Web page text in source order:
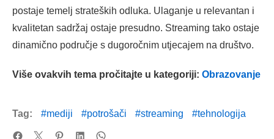
postaje temelj strateških odluka. Ulaganje u relevantan i
kvalitetan sadržaj ostaje presudno. Streaming tako ostaje
dinamično područje s dugoročnim utjecajem na društvo.
Više ovakvih tema pročitajte u kategoriji: Obrazovanje
Tag: mediji potrošači streaming tehnologija